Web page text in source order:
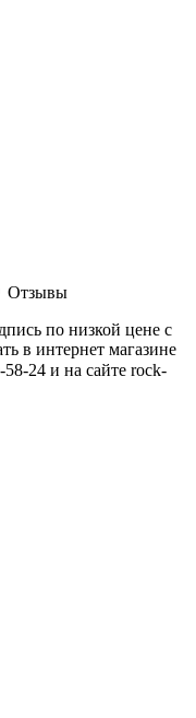
Отзывы
по низкой цене с
в интернет магазине
24 и на сайте rock-